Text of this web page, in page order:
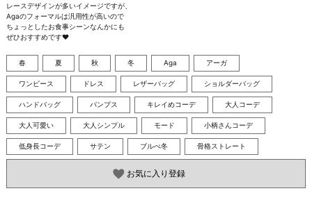
レースデザインが多いイメージですが、
Agaのフォーマルは汎用性が高いので
ちょっとしたお食事シーンなんかにも
ぜひおすすめです❤︎
春 夏 秋 冬 Aga アーガ
ワンピース ドレス レザーバッグ ショルダーバッグ
ハンドバッグ パンプス キレイめコーデ 大人コーデ
大人可愛い 大人シンプル モード 小柄さんコーデ
低身長コーデ サテン ブルべ冬 骨格ストレート
お気に入り登録